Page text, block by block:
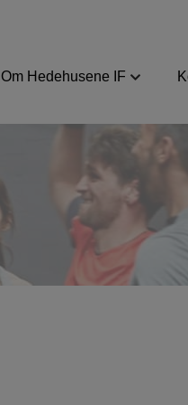
Om Hedehusene IF